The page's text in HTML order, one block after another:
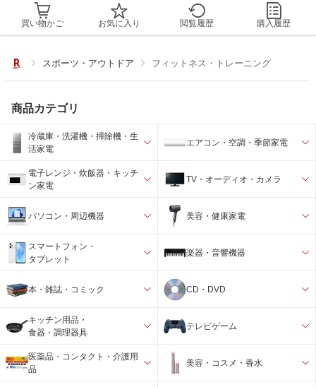
買い物かご お気に入り 閲覧履歴 購入履歴
スポーツ・アウトドア フィットネス・トレーニング
商品カテゴリ
冷蔵庫・洗濯機・掃除機・生
活家電
エアコン・空調・季節家電
電子レンジ・炊飯器・キッチ
ン家電
TV・オーディオ・カメラ
パソコン・周辺機器 美容・健康家電
スマートフォン・
タブレット
楽器・音響機器
本・雑誌・コミック CD・DVD
キッチン用品・
食器・調理器具
テレビゲーム
医薬品・コンタクト・介護用
品
美容・コスメ・香水